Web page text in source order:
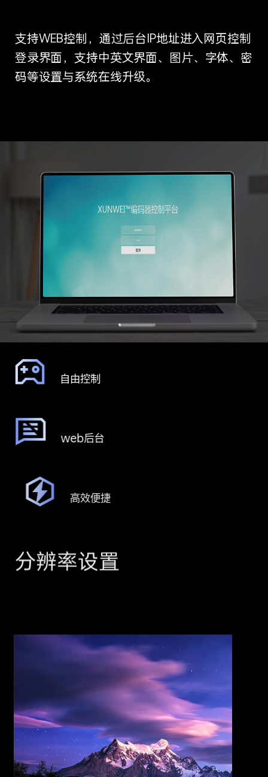
支持WEB控制，通过后台IP地址进入网页控制
登录界面，支持中英文界面、图片、字体、密
码等设置与系统在线升级。
自由控制
web后台
高效便捷
分辨率设置